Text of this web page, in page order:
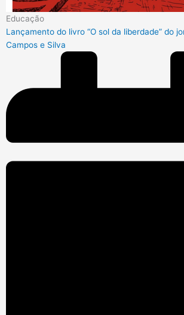
Educação
Lançamento do livro “O sol da liberdade” do
Campos e Silva